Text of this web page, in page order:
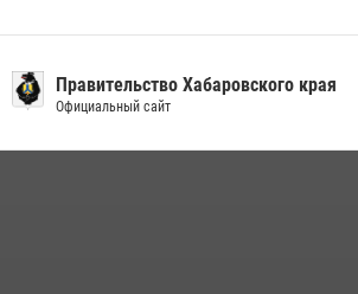
15 июля 2026, 05:05
Правительство Хабаровского края
Официальный сайт